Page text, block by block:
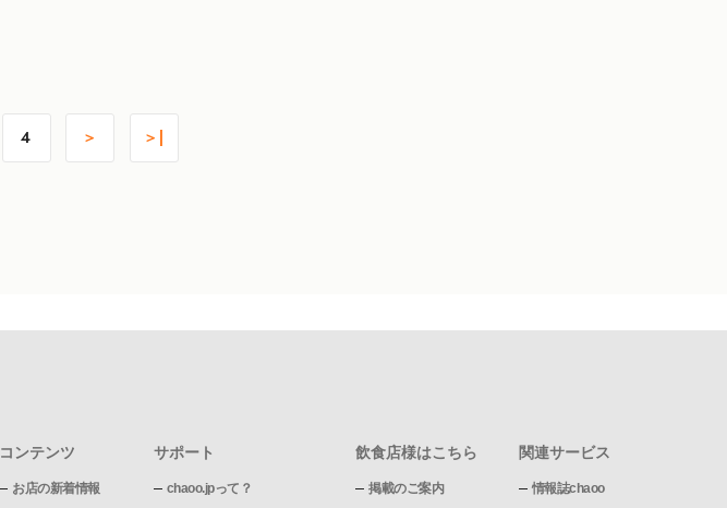
4 ＞ ＞|
コンテンツ
お店の新着情報
サポート
chaoo.jpって？
飲食店様はこちら
掲載のご案内
関連サービス
情報誌chaoo